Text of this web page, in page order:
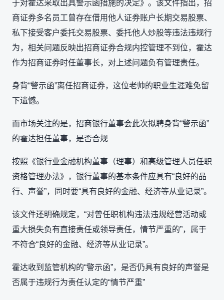
于对霍达采取出具警示函措施的决定》。该文件指出，招
商证券多名员工曾存在借用他人证券账户长期交易股票、
私下接受客户委托交易股票、委托他人炒股等违法违规行
为，相关问题反映出招商证券合规内控管理不到位，霍达
作为招商证券时任董事长，对上述问题负有管理责任。
身背“警示函”离任招商证券，这位老帅的职业生涯难免留
下遗憾。
而市场关注的是，招商银行董事会此次拟聘身背“警示函”
的霍达担任董事，是否合规
按照《银行业金融机构董事（理事）和高级管理人员任职
资格管理办法》，银行董事的基本条件应具有“良好的品
行、声誉”，同时要“具有良好的金融、经济等从业记录”。
该文件还明确规定，“对曾任职机构违法违规经营活动或
重大损失负有直接责任或领导责任，情节严重的”，属于
不符合“良好的金融、经济等从业记录”。
霍达收到监管机构的“警示函”，是否仍具有良好的声誉是
否属于违规行为责任认定的“情节严重”